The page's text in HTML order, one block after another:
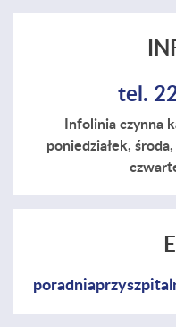
tel.
Infolinia czynna
poniedziałek,